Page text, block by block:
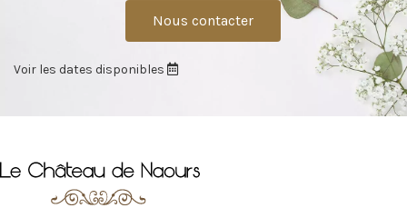
Nous contacter
Voir les dates disponibles